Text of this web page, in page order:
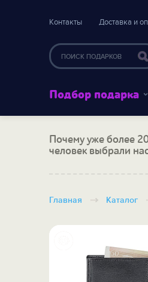
Контакты Доставка и
Подбор подарка
Почему уже более
человек выбрали
Главная Каталог